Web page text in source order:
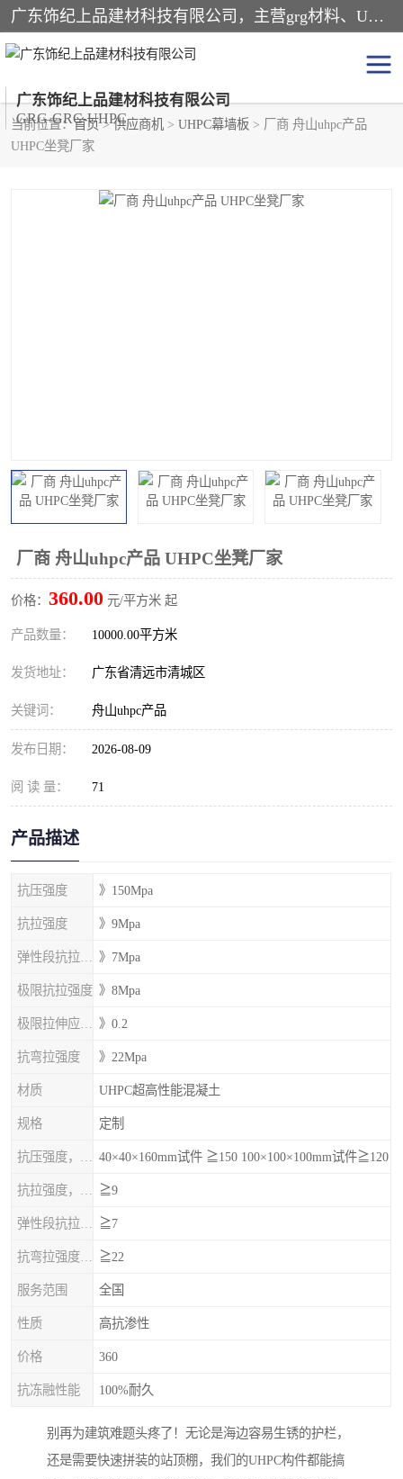
广东饰纪上品建材科技有限公司，主营grg材料、UHPC板、grc构件、uhpc幕墙板、grg厂家、grc厂家、uhpc厂家、GRG吊顶、grg石膏板、grg构件、外墙grc线条、grg造型、grg材料定制，uhpc高性能混凝土，uhpc构件，uhpc镂空挂板，grg材料生产厂家，广东grg厂家，广东grc厂家，联系方式*，2万平厂房，如果您对我公司的产品服务感兴趣，请联系我们。
广东饰纪上品建材科技有限公司
GRG-GRC-UHPC
当前位置：首页>供应商机 > UHPC幕墙板 > 厂商 舟山uhpc产品
UHPC坐凳厂家
厂商 舟山uhpc产品 UHPC坐凳厂家
价格： 360.00 元/平方米 起
产品数量： 10000.00平方米
发货地址： 广东省清远市清城区
关键词： 舟山uhpc产品
发布日期： 2026-08-09
阅 读 量： 71
产品描述
抗压强度 》150Mpa
抗拉强度 》9Mpa
》7Mpa
极限抗拉强度 》8Mpa
》0.2
抗弯拉强度 》22Mpa
材质 UHPC超高性能混凝土
规格 定制
40×40×160mm试件 ≧150 100×100×100mm试件≧120
≧9
≧7
≧22
服务范围 全国
性质 高抗渗性
价格 360
抗冻融性能 100%耐久
别再为建筑难题头疼了！无论是海边容易生锈的护栏，
还是需要快速拼装的站顶棚，我们的UHPC构件都能搞
GRG构件
发泡陶瓷装饰构件